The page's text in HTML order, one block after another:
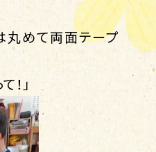
丸めて両面テープ
！」